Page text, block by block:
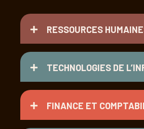
RESSOURCES
TECHNOLOGIES DE
FINANCE ET